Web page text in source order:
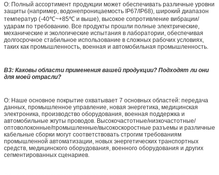
О: Полный ассортимент продукции может обеспечивать различные уровни
защиты (например, водонепроницаемость IP67/IP68), широкий диапазон
температур (-40℃~+85℃ и выше), высокое сопротивление вибрации/
ударам по требованию. Все продукты прошли полные электрические,
механические и экологические испытания в лаборатории, обеспечивая
долгосрочное стабильное использование в сложных рабочих условиях,
таких как промышленность, военная и автомобильная промышленность.
В3: Каковы области применения вашей продукции? Подходят ли они
для моей отрасли?
О: Наше основное покрытие охватывает 7 основных областей: передача
данных, промышленное управление, новая энергетика, медицинская
электроника, производство оборудования, военная поддержка и
автомобильные жгуты проводов. Высокочастотные/низкочастотные/
оптоволоконные/промышленные/высокоскоростные разъемы и различные
кабельные сборки могут соответствовать строгим требованиям
промышленной автоматизации, новых энергетических транспортных
средств, медицинского оборудования, военного оборудования и других
сегментированных сценариев.